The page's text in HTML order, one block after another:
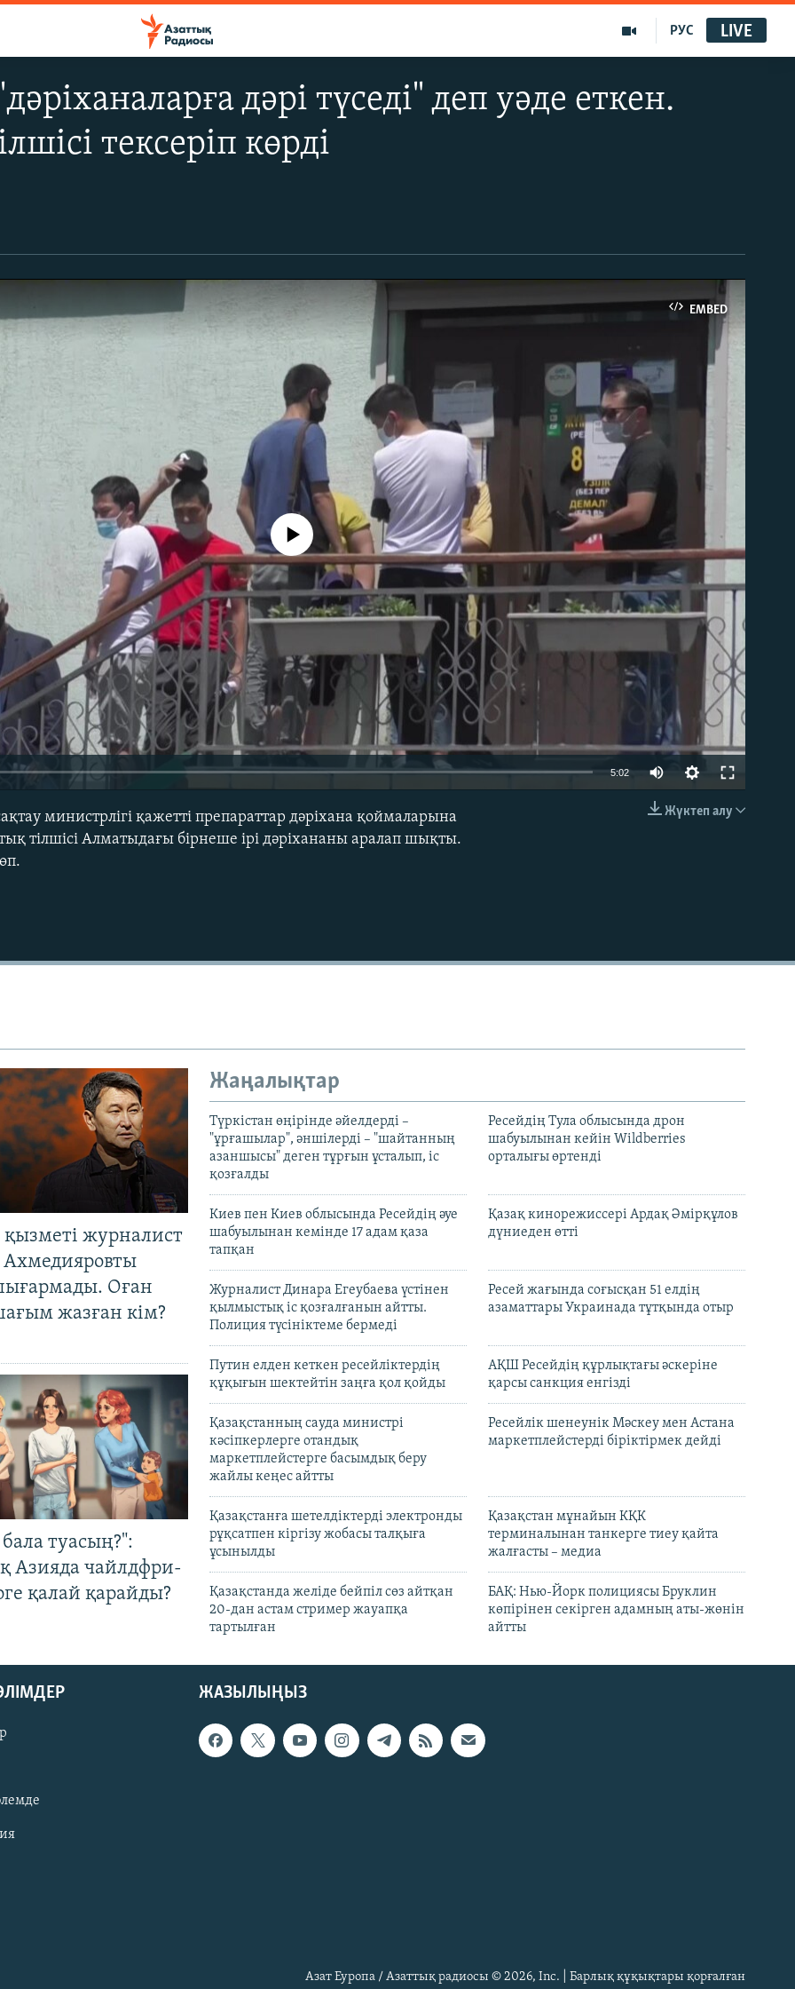
РУС LIVE
дәрі түседі" деп уәде еткен.
тексеріп көрді
EMBED
EMBED
No media source currently available
5:02
Жүктеп алу
министрлігі қажетті препараттар дәріхана қоймаларына
тілшісі Алматыдағы бірнеше ірі дәріхананы аралап шықты.
журналист
Оған
жазған кім?
туасың?":
Азияда чайлдфри-
қалай қарайды?
Жаңалықтар
Түркістан өңірінде әйелдерді –
"ұрғашылар", әншілерді – "шайтанның
азаншысы" деген тұрғын ұсталып, іс
қозғалды
Ресейдің Тула облысында дрон
шабуылынан кейін Wildberries
орталығы өртенді
Киев пен Киев облысында Ресейдің әуе
шабуылынан кемінде 17 адам қаза
тапқан
Қазақ кинорежиссері Ардақ Әмірқұлов
дүниеден өтті
Журналист Динара Егеубаева үстінен
қылмыстық іс қозғалғанын айтты.
Полиция түсініктеме бермеді
Ресей жағында соғысқан 51 елдің
азаматтары Украинада тұтқында отыр
Путин елден кеткен ресейліктердің
құқығын шектейтін заңға қол қойды
АҚШ Ресейдің құрлықтағы әскеріне
қарсы санкция енгізді
Қазақстанның сауда министрі
кәсіпкерлерге отандық
маркетплейстерге басымдық беру
жайлы кеңес айтты
Ресейлік шенеунік Мәскеу мен Астана
маркетплейстерді біріктірмек дейді
Қазақстанға шетелдіктерді электронды
рұқсатпен кіргізу жобасы талқыға
ұсынылды
Қазақстан мұнайын КҚК
терминалынан танкерге тиеу қайта
жалғасты – медиа
Қазақстанда желіде бейпіл сөз айтқан
20-дан астам стример жауапқа
тартылған
БАҚ: Нью-Йорк полициясы Бруклин
көпірінен секірген адамның аты-жөнін
айтты
ЖАЗЫЛЫҢЫЗ
Азат Еуропа / Азаттық радиосы © 2026, Inc. | Барлық құқықтары қорғалған